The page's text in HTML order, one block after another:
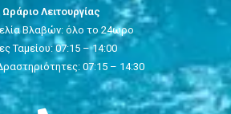
Ωράριο Λειτουργίας
Βλαβών: όλο το 24ωρο
Ταμείου: 07:15 – 14:00
07:15 – 14:30